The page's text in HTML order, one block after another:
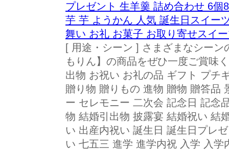
プレゼント 生羊羹 詰め合わせ 6
芋 芋 ようかん 人気 誕生日スイー
舞い お礼 お菓子 お取り寄せスイ
[ 用途・シーン ] さまざまなシー
もりん】の商品をぜひ一度ご賞味
出物 お祝い お礼の品 ギフト プチ
贈り物 贈りもの 進物 贈物 贈答品
ー セレモニー 二次会 記念日 記念
物 結婚引出物 披露宴 結婚祝い 結
い 出産内祝い 誕生日 誕生日プレ
い 七五三 進学 進学内祝 入学 入